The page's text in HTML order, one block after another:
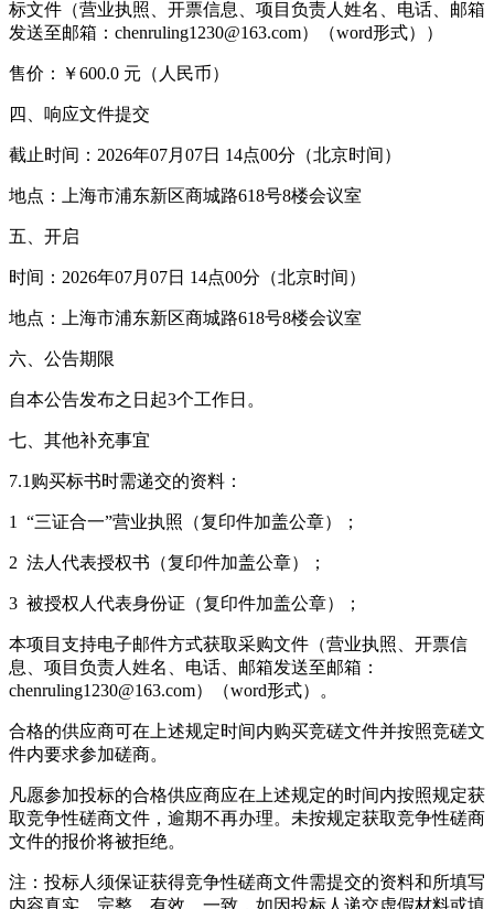
标文件（营业执照、开票信息、项目负责人姓名、电话、邮箱
发送至邮箱：chenruling1230@163.com）（word形式））
售价：￥600.0 元（人民币）
四、响应文件提交
截止时间：2026年07月07日 14点00分（北京时间）
地点：上海市浦东新区商城路618号8楼会议室
五、开启
时间：2026年07月07日 14点00分（北京时间）
地点：上海市浦东新区商城路618号8楼会议室
六、公告期限
自本公告发布之日起3个工作日。
七、其他补充事宜
7.1购买标书时需递交的资料：
1 “三证合一”营业执照（复印件加盖公章）；
2 法人代表授权书（复印件加盖公章）；
3 被授权人代表身份证（复印件加盖公章）；
本项目支持电子邮件方式获取采购文件（营业执照、开票信
息、项目负责人姓名、电话、邮箱发送至邮箱：
chenruling1230@163.com）（word形式）。
合格的供应商可在上述规定时间内购买竞磋文件并按照竞磋文
件内要求参加磋商。
凡愿参加投标的合格供应商应在上述规定的时间内按照规定获
取竞争性磋商文件，逾期不再办理。未按规定获取竞争性磋商
文件的报价将被拒绝。
注：投标人须保证获得竞争性磋商文件需提交的资料和所填写
内容真实、完整、有效、一致，如因投标人递交虚假材料或填